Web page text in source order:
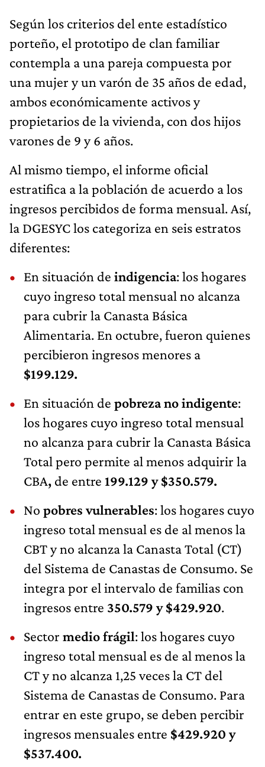
Según los criterios del ente estadístico
porteño, el prototipo de clan familiar
contempla a una pareja compuesta por
una mujer y un varón de 35 años de edad,
ambos económicamente activos y
propietarios de la vivienda, con dos hijos
varones de 9 y 6 años.
Al mismo tiempo, el informe oficial
estratifica a la población de acuerdo a los
ingresos percibidos de forma mensual. Así,
la DGESYC los categoriza en seis estratos
diferentes:
En situación de indigencia: los hogares
cuyo ingreso total mensual no alcanza
para cubrir la Canasta Básica
Alimentaria. En octubre, fueron quienes
percibieron ingresos menores a
$199.129.
En situación de pobreza no indigente:
los hogares cuyo ingreso total mensual
no alcanza para cubrir la Canasta Básica
Total pero permite al menos adquirir la
CBA, de entre 199.129 y $350.579.
No pobres vulnerables: los hogares cuyo
ingreso total mensual es de al menos la
CBT y no alcanza la Canasta Total (CT)
del Sistema de Canastas de Consumo. Se
integra por el intervalo de familias con
ingresos entre 350.579 y $429.920.
Sector medio frágil: los hogares cuyo
ingreso total mensual es de al menos la
CT y no alcanza 1,25 veces la CT del
Sistema de Canastas de Consumo. Para
entrar en este grupo, se deben percibir
ingresos mensuales entre $429.920 y
$537.400.